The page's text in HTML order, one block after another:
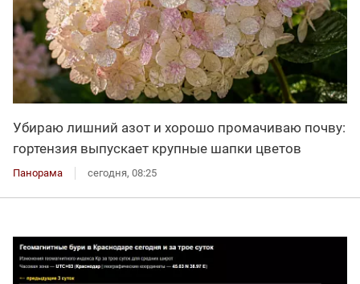
Убираю лишний азот и хорошо промачиваю почву:
гортензия выпускает крупные шапки цветов
Панорама сегодня, 08:25